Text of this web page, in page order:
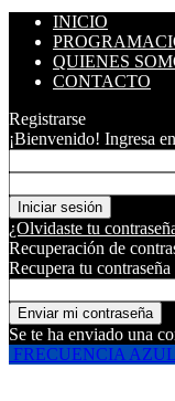
INICIO
QUIENES
CONTACTO
Registrarse
¡Bienvenido! Ingresa
¿Olvidaste tu
Recuperación de
Recupera tu contraseña
Se te ha enviado una
FRECUENCIA AZUL